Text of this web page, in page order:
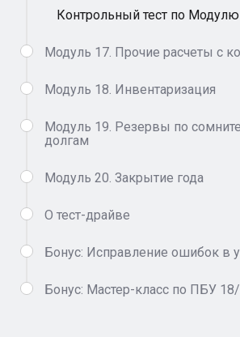
Контрольный тест по
Модуль 17. Прочие расчеты с
Модуль 18. Инвентаризация
Модуль 19. Резервы по
долгам
Модуль 20. Закрытие года
О тест-драйве
Бонус: Исправление ошибок в
Бонус: Мастер-класс по ПБУ